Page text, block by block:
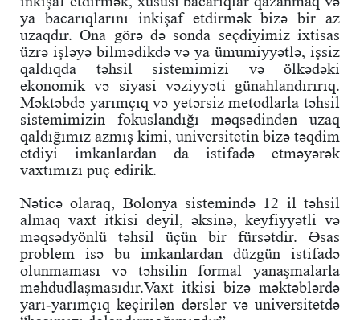
ya bacarıqlarını inkişaf etdirmək bizə bir az
uzaqdır. Ona görə də sonda seçdiyimiz ixtisas
üzrə işləyə bilmədikdə və ya ümumiyyətlə, işsiz
qaldıqda təhsil sistemimizi və ölkədəki
ekonomik və siyasi vəziyyəti günahlandırırıq.
Məktəbdə yarımçıq və yetərsiz metodlarla təhsil
sistemimizin fokuslandığı məqsədindən uzaq
qaldığımız azmış kimi, universitetin bizə təqdim
etdiyi imkanlardan da istifadə etməyərək
vaxtımızı puç edirik.
Nəticə olaraq, Bolonya sistemində 12 il təhsil
almaq vaxt itkisi deyil, əksinə, keyfiyyətli və
məqsədyönlü təhsil üçün bir fürsətdir. Əsas
problem isə bu imkanlardan düzgün istifadə
olunmaması və təhsilin formal yanaşmalarla
məhdudlaşmasıdır.Vaxt itkisi bizə məktəblərdə
yarı-yarımçıq keçirilən dərslər və universitetdə